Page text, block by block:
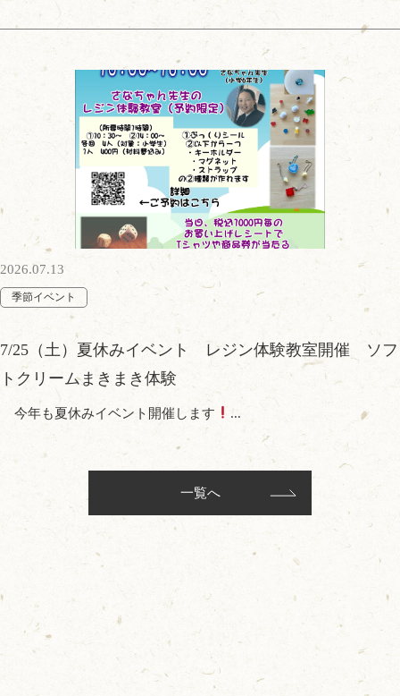
2026.07.13
季節イベント
7/25（土）夏休みイベント レジン体験教室開催 ソフ
トクリームまきまき体験
今年も夏休みイベント開催します ...
一覧へ